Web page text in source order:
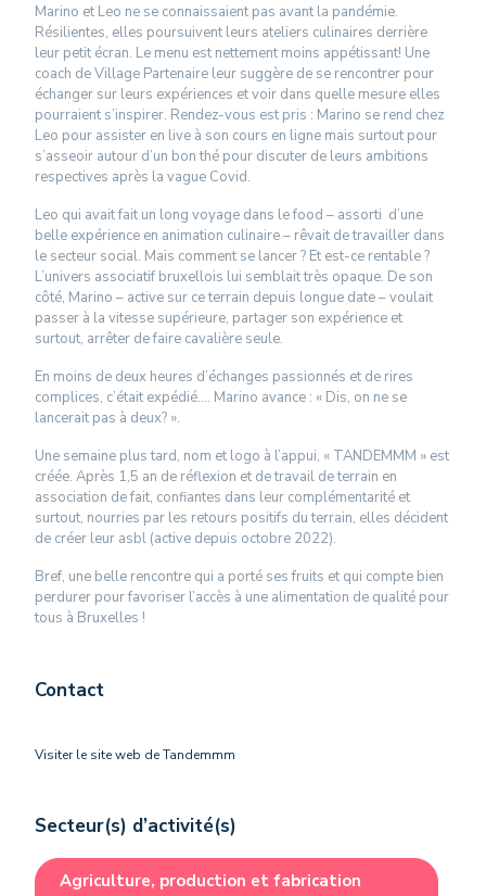
Marino et Leo ne se connaissaient pas avant la pandémie.
Résilientes, elles poursuivent leurs ateliers culinaires derrière
leur petit écran. Le menu est nettement moins appétissant! Une
coach de Village Partenaire leur suggère de se rencontrer pour
échanger sur leurs expériences et voir dans quelle mesure elles
pourraient s’inspirer. Rendez-vous est pris : Marino se rend chez
Leo pour assister en live à son cours en ligne mais surtout pour
s’asseoir autour d’un bon thé pour discuter de leurs ambitions
respectives après la vague Covid.
Leo qui avait fait un long voyage dans le food – assorti d’une
belle expérience en animation culinaire – rêvait de travailler dans
le secteur social. Mais comment se lancer ? Et est-ce rentable ?
L’univers associatif bruxellois lui semblait très opaque. De son
côté, Marino – active sur ce terrain depuis longue date – voulait
passer à la vitesse supérieure, partager son expérience et
surtout, arrêter de faire cavalière seule.
En moins de deux heures d’échanges passionnés et de rires
complices, c’était expédié…. Marino avance : « Dis, on ne se
lancerait pas à deux? ».
Une semaine plus tard, nom et logo à l’appui, « TANDEMMM » est
créée. Après 1,5 an de réflexion et de travail de terrain en
association de fait, confiantes dans leur complémentarité et
surtout, nourries par les retours positifs du terrain, elles décident
de créer leur asbl (active depuis octobre 2022).
Bref, une belle rencontre qui a porté ses fruits et qui compte bien
perdurer pour favoriser l’accès à une alimentation de qualité pour
tous à Bruxelles !
Contact
Visiter le site web de Tandemmm
Secteur(s) d’activité(s)
Agriculture, production et fabrication